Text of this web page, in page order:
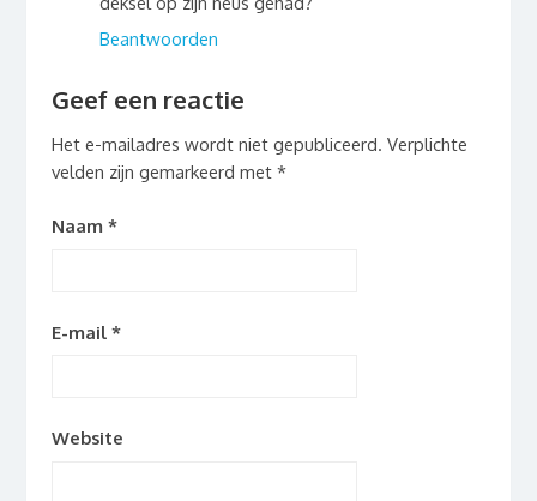
Beantwoorden
Geef een reactie
Het e-mailadres wordt niet gepubliceerd. Verplichte
velden zijn gemarkeerd met *
Naam *
E-mail *
Website